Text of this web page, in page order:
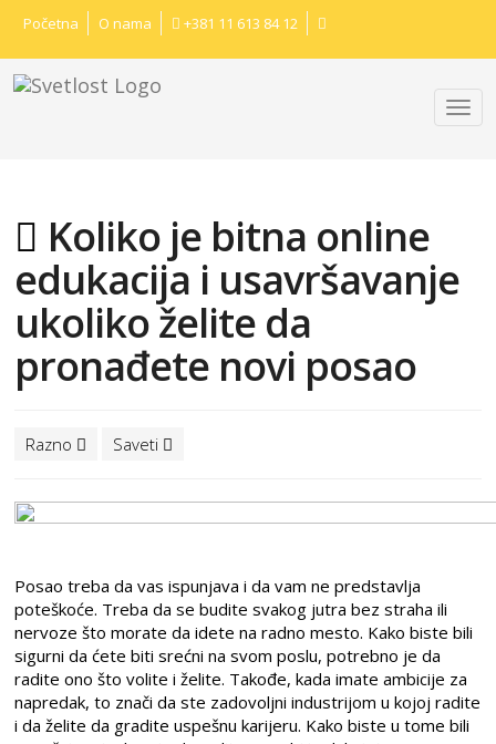
Početna O nama +381 11 613 84 12
Koliko je bitna online
edukacija i usavršavanje
ukoliko želite da
pronađete novi posao
Razno Saveti
Posao treba da vas ispunjava i da vam ne predstavlja
poteškoće. Treba da se budite svakog jutra bez straha ili
nervoze što morate da idete na radno mesto. Kako biste bili
sigurni da ćete biti srećni na svom poslu, potrebno je da
radite ono što volite i želite. Takođe, kada imate ambicije za
napredak, to znači da ste zadovoljni industrijom u kojoj radite
i da želite da gradite uspešnu karijeru. Kako biste u tome bili